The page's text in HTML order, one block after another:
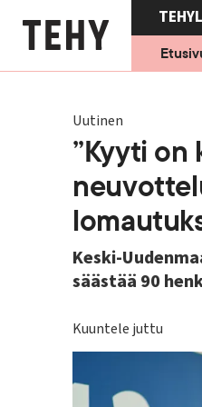
pääsisältöön
Uutinen
”Kyyti on
Keski-
säästää 90
Kuuntele juttu